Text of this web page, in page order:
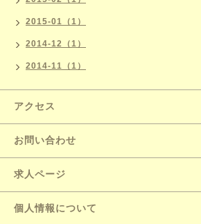
2015-01（1）
2014-12（1）
2014-11（1）
アクセス
お問い合わせ
求人ページ
個人情報について